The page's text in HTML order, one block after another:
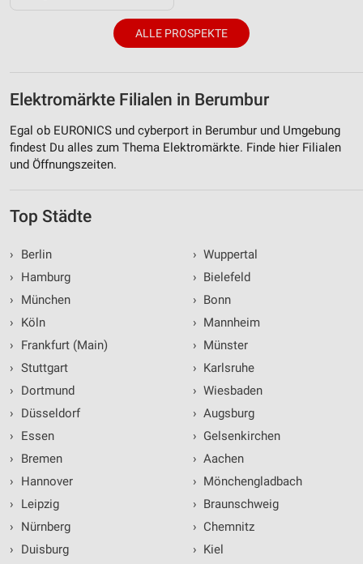
ALLE PROSPEKTE
Elektromärkte Filialen in Berumbur
Egal ob EURONICS und cyberport in Berumbur und Umgebung
findest Du alles zum Thema Elektromärkte. Finde hier Filialen
und Öffnungszeiten.
Top Städte
›
Berlin
›
Hamburg
›
München
›
Köln
›
Frankfurt (Main)
› Stuttgart
›
Dortmund
›
Düsseldorf
›
Essen
›
Bremen
›
Hannover
›
Leipzig
›
Nürnberg
›
Duisburg
› Wuppertal
› Bielefeld
› Bonn
› Mannheim
› Münster
› Karlsruhe
› Wiesbaden
› Augsburg
› Gelsenkirchen
› Aachen
› Mönchengladbach
› Braunschweig
› Chemnitz
› Kiel